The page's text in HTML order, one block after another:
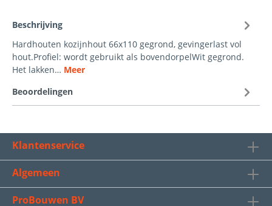
Beschrijving
Hardhouten kozijnhout 66x110 gegrond, gevingerlast vol
hout.Profiel: wordt gebruikt als bovendorpelWit gegrond.
Het lakken… Meer
Beoordelingen
Klantenservice
Algemeen
ProBouwen BV